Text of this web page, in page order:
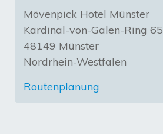
Mövenpick Hotel Münster
Kardinal-von-Galen-Ring 65
48149 Münster
Nordrhein-Westfalen
Routenplanung